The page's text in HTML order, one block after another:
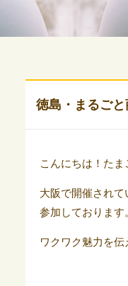
徳島・まるごと
こんにちは！たま
大阪で開催され
参加しております
ワクワク魅力を伝